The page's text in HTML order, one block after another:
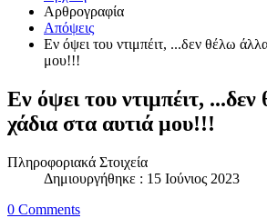
Αρθρογραφία
Απόψεις
Εν όψει του ντιμπέιτ, ...δεν θέλω
μου!!!
Εν όψει του ντιμπέιτ,
χάδια στα αυτιά μου!!!
Πληροφοριακά Στοιχεία
Δημιουργήθηκε : 15 Ιούνιος 2023
0 Comments